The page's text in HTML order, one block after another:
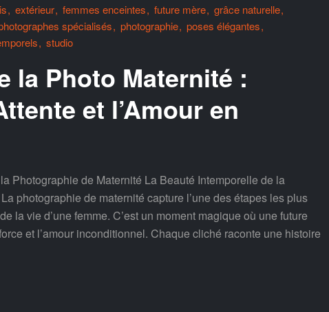
extérieur femmes enceintes future mère grâce naturelle
spécialisés photographie poses élégantes
studio
la Photo Maternité :
et l’Amour en
Photographie de Maternité La Beauté Intemporelle de la
photographie de maternité capture l’une des étapes les plus
la vie d’une femme. C’est un moment magique où une future
et l’amour inconditionnel. Chaque cliché raconte une histoire